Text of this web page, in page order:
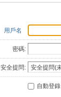
用戶名
密碼:
安全提問:
自動登錄